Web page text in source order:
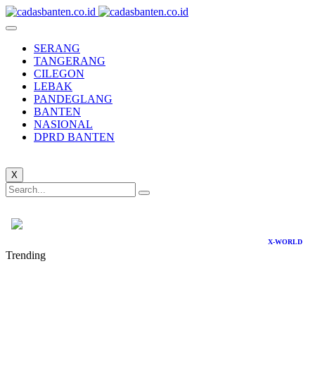
SERANG
TANGERANG
CILEGON
LEBAK
PANDEGLANG
BANTEN
NASIONAL
DPRD BANTEN
X
X-WORLD
Trending